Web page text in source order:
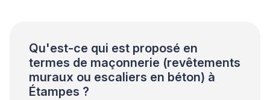
Qu'est-ce qui est proposé en
termes de maçonnerie (revêtements
muraux ou escaliers en béton) à
Étampes ?